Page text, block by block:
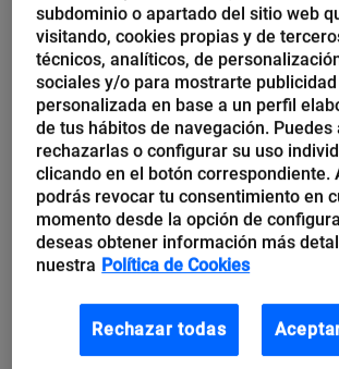
2. Aquí y ahora, distingue lo
diseñas una estrategia de marketing
mentalmente la lista de la compra,
productivo como si mientras cenas
intentas prepararte una ponencia
Procura ser consciente en cada
haces, centrándote en el aquí y el
3. Pequeños momentos de
subdominio o apartado del sitio web
visitando, cookies propias y de
técnicos, analíticos, de
sociales y/o para mostrarte publicidad
personalizada en base a un perfil
de tus hábitos de navegación. Puedes
rechazarlas o configurar su uso
clicando en el botón correspondiente.
podrás revocar tu consentimiento en
momento desde la opción de
deseas obtener información más
nuestra Política de Cookies
Rechazar todas